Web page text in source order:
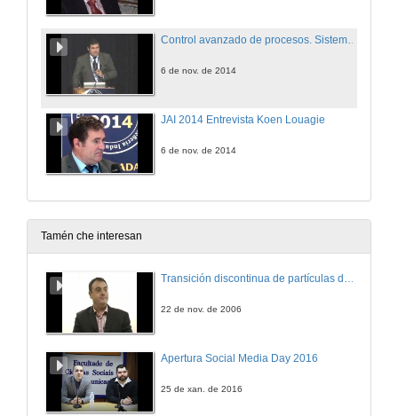
Control avanzado de procesos. Sistemas de monitorización de emisións
6 de nov. de 2014
JAI 2014 Entrevista Koen Louagie
6 de nov. de 2014
Tamén che interesan
Transición discontinua de partículas de microgel termosensible
22 de nov. de 2006
Apertura Social Media Day 2016
25 de xan. de 2016